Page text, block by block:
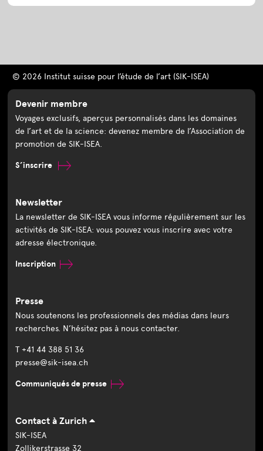
© 2026 Institut suisse pour l’étude de l’art (SIK-ISEA)
Devenir membre
Voyages exclusifs, aperçus personnalisés dans les domaines
de l’art et de la science: devenez membre de l’Association de
promotion de SIK-ISEA.
S’inscrire
Newsletter
La newsletter de SIK-ISEA vous informe régulièrement sur les
activités de SIK-ISEA: vous pouvez vous inscrire avec votre
adresse électronique.
Inscription
Presse
Nous soutenons les professionnels des médias dans leurs
recherches. N’hésitez pas à nous contacter.
T +41 44 388 51 36
presse@sik-isea.ch
Communiqués de presse
Contact à Zurich
SIK-ISEA
Zollikerstrasse 32